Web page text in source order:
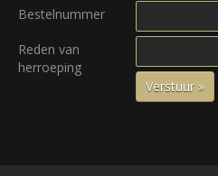
Bestelnummer
Reden van
herroeping
Verstuur »